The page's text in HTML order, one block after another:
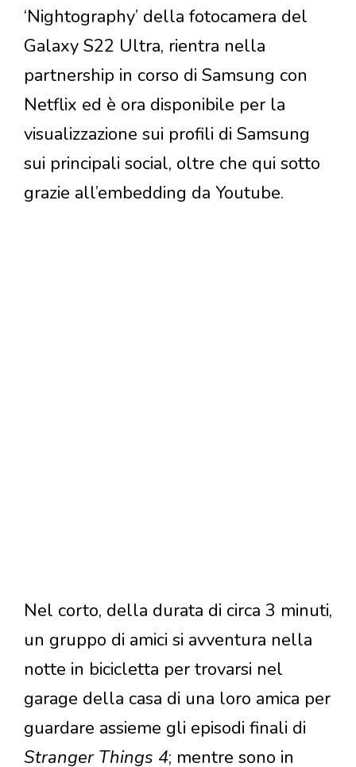
‘Nightography’ della fotocamera del
Galaxy S22 Ultra, rientra nella
partnership in corso di Samsung con
Netflix ed è ora disponibile per la
visualizzazione sui profili di Samsung
sui principali social, oltre che qui sotto
grazie all’embedding da Youtube.
Nel corto, della durata di circa 3 minuti,
un gruppo di amici si avventura nella
notte in bicicletta per trovarsi nel
garage della casa di una loro amica per
guardare assieme gli episodi finali di
Stranger Things 4; mentre sono in